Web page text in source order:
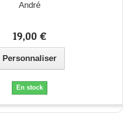
André
19,00 €
Personnaliser
En stock